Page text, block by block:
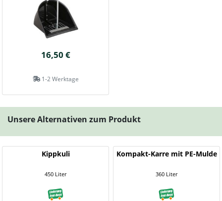
16,50 €
1-2 Werktage
Unsere Alternativen zum Produkt
Kippkuli
450 Liter
Kompakt-Karre mit PE-Mulde
360 Liter